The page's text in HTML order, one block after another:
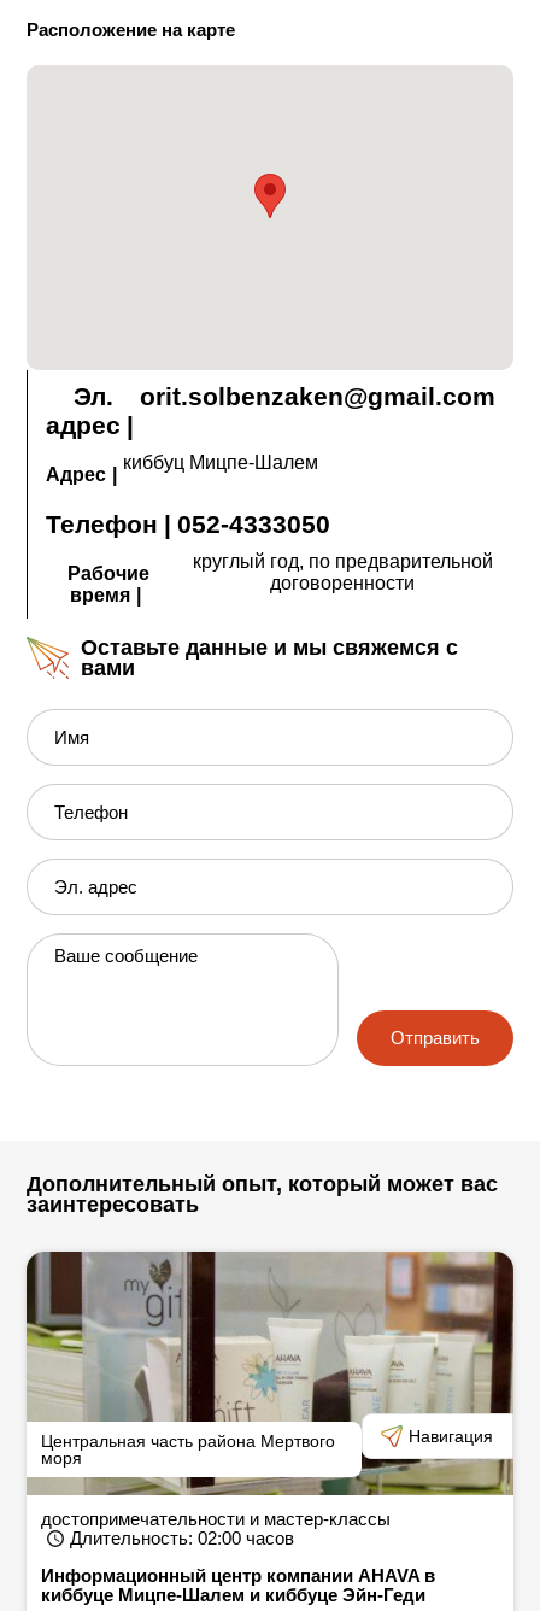
Расположение на карте
Эл.
адрес |
orit.solbenzaken@gmail.com
Адрес
киббуц Мицпе-Шалем
Телефон | 052-4333050
Рабочие
время
круглый год, по предварительной
договоренности
Оставьте данные и мы свяжемся с
вами
Имя
Телефон
Эл. адрес
Ваше сообщение
Отправить
Дополнительный опыт, который может вас
заинтересовать
Центральная часть района Мертвого
моря
Навигация
достопримечательности и мастер-классы
Длительность: 02:00часов
Информационный центр компании AHAVA в
киббуце Мицпе-Шалем и киббуце Эйн-Геди